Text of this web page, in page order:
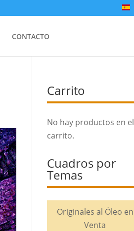
CONTACTO
Carrito
No hay productos en el
carrito.
Cuadros por
Temas
Originales al Óleo en
Venta